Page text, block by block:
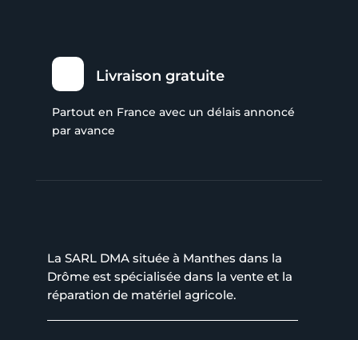
Livraison gratuite
Partout en France avec un délais annoncé
par avance
La SARL DMA située à Manthes dans la
Drôme est spécialisée dans la vente et la
réparation de matériel agricole.